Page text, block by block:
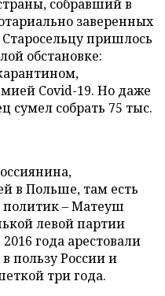
собравший в
заверенных
пришлось
обстановке:
Covid-19. Но даже
сумел собрать 75 тыс.
в Польше, там есть
– Матеуш
левой партии
года арестовали
пользу России и
три года.